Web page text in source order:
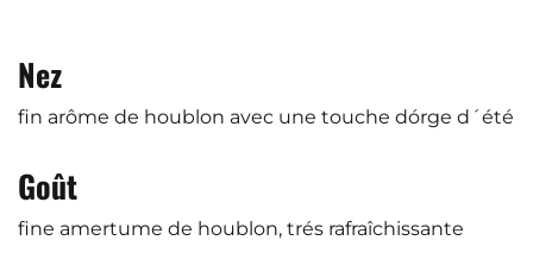
Nez
fin arôme de houblon avec une touche dórge d´été
Goût
fine amertume de houblon, trés rafraîchissante